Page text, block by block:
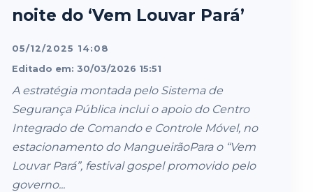
noite do ‘Vem Louvar Pará’
05/12/2025 14:08
Editado em: 30/03/2026 15:51
A estratégia montada pelo Sistema de
Segurança Pública inclui o apoio do Centro
Integrado de Comando e Controle Móvel, no
estacionamento do MangueirãoPara o “Vem
Louvar Pará”, festival gospel promovido pelo
governo...